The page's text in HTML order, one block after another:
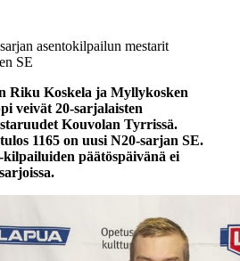
asentokilpailun mestarit
SE
Riku Koskela ja Myllykosken
veivät 20-sarjalaisten
Kouvolan Tyrrissä.
1165 on uusi N20-sarjan SE.
päätöspäivänä ei